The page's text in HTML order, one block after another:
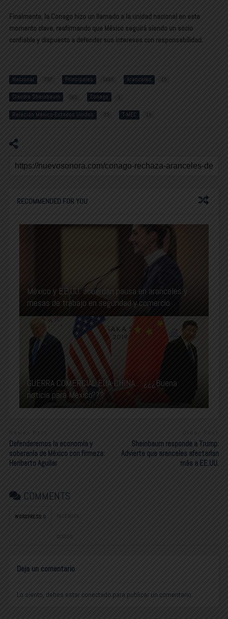
Finalmente, la Conago hizo un llamado a la unidad nacional en este
momento clave, reafirmando que México seguirá siendo un socio
confiable y dispuesto a defender sus intereses con responsabilidad.
Nacional 797 Principales 1485 Aranceles 15
Claudia Sheinbaum 263 Conago 1
Relación México-Estados Unidos 33 T-MEC 18
RECOMMENDED FOR YOU
México y EE.UU. acuerdan pausa en aranceles y
mesas de trabajo en seguridad y comercio
GUERRA COMERCIAL EUA-CHINA… ¿¿¿Buena
noticia para México???
Newer Post
Defenderemos la economía y
soberanía de México con firmeza:
Heriberto Aguilar
Sheinbaum responde a Trump:
Advierte que aranceles afectarían
más a EE.UU.
COMMENTS
WORDPRESS: 0 FACEBOOK:
DISQUS:
Deja un comentario
Lo siento, debes estar conectado para publicar un comentario.